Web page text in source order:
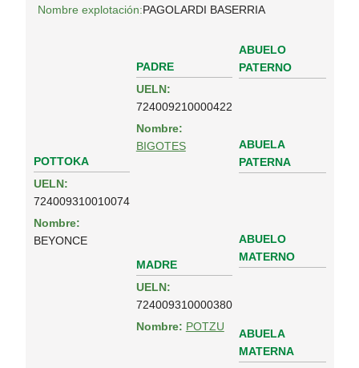
Nombre explotación:PAGOLARDI BASERRIA
POTTOKA
UELN:
724009310010074
Nombre:
BEYONCE
PADRE
UELN:
724009210000422
Nombre:
BIGOTES
ABUELO
PATERNO
ABUELA
PATERNA
MADRE
UELN:
724009310000380
Nombre: POTZU
ABUELO
MATERNO
ABUELA
MATERNA